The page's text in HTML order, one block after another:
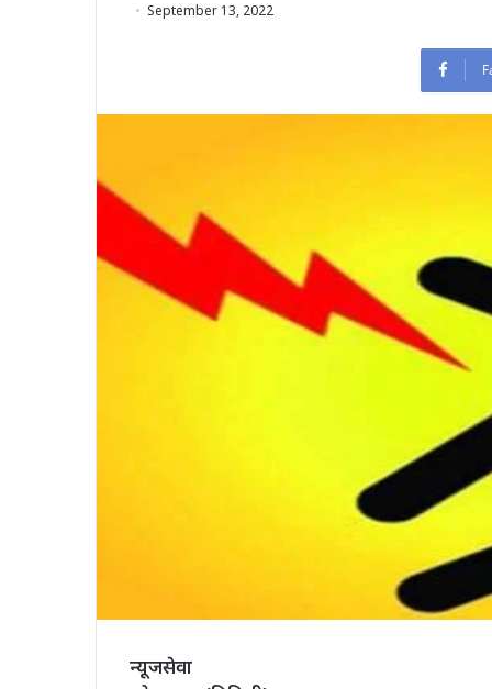
September 13, 2022
न्यूजसेवा